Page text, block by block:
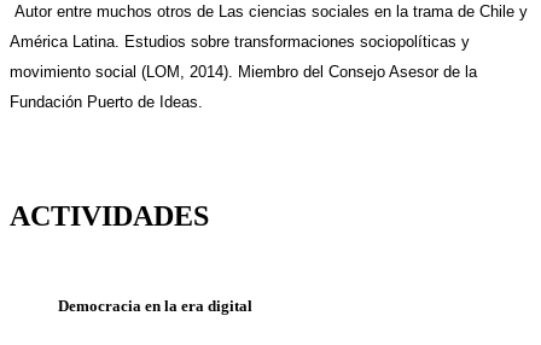
Autor entre muchos otros de Las ciencias sociales en la trama de Chile y
América Latina. Estudios sobre transformaciones sociopolíticas y
movimiento social (LOM, 2014). Miembro del Consejo Asesor de la
Fundación Puerto de Ideas.
ACTIVIDADES
Democracia en la era digital